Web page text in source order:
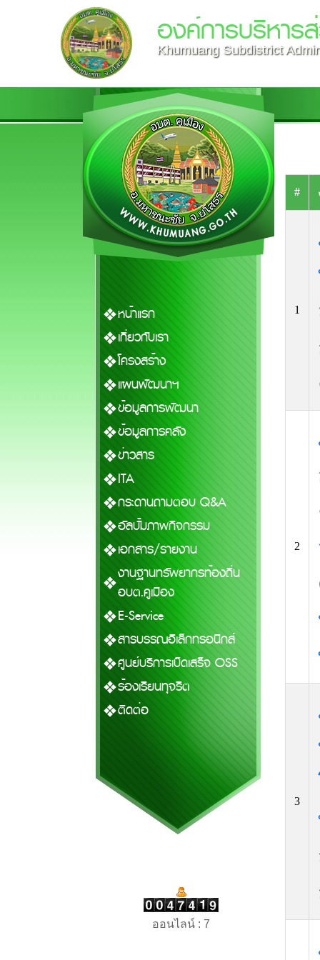
องค์การบริหาร
Khumuang Subdistrict
หน้าแรก
เกี่ยวกับเรา
โครงสร้าง
แผนพัฒนาฯ
ข้อมูลการพัฒนา
ข้อมูลการคลัง
ข่าวสาร
ITA
กระดานถามตอบ Q&A
อัลบั้มภาพกิจกรรม
เอกสาร/รายงาน
งานฐานทรัพยากรท้องถิ่น
อบต.คูเมือง
E-Service
สารบรรณอิเล็กทรอนิกส์
ศูนย์บริการเบ็ดเสร็จ OSS
ร้องเรียนทุจริต
ติดต่อ
ออนไลน์ : 7
#
1
2
3